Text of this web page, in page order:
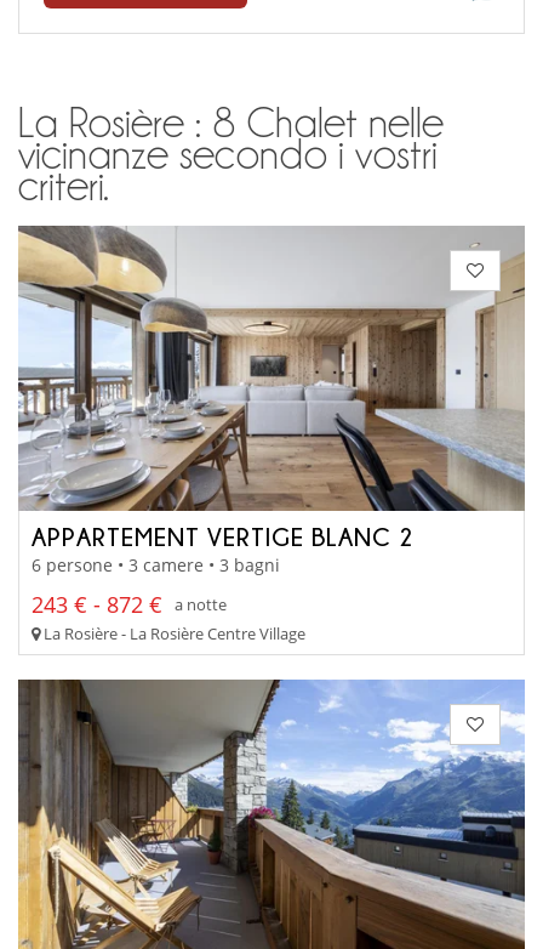
La Rosière : 8 Chalet nelle
vicinanze secondo i vostri
criteri.
APPARTEMENT VERTIGE BLANC 2
6 persone • 3 camere • 3 bagni
243 € - 872 €
a notte
La Rosière - La Rosière Centre Village